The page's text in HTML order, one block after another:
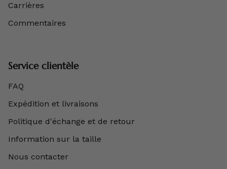
Carrières
Commentaires
Service clientèle
FAQ
Expédition et livraisons
Politique d'échange et de retour
Information sur la taille
Nous contacter